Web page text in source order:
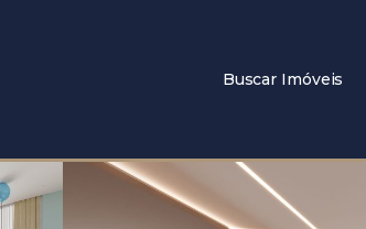
Buscar Imóveis